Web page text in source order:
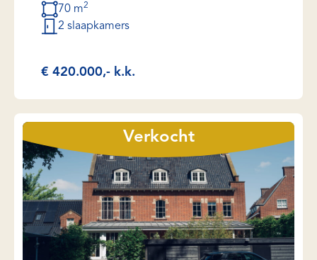
70 m2
2 slaapkamers
€ 420.000,- k.k.
Verkocht